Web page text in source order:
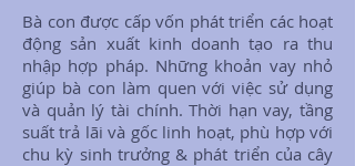
Bà con được cấp vốn phát triển các hoạt
động sản xuất kinh doanh tạo ra thu
nhập hợp pháp. Những khoản vay nhỏ
giúp bà con làm quen với việc sử dụng
và quản lý tài chính. Thời hạn vay, tầng
suất trả lãi và gốc linh hoạt, phù hợp với
chu kỳ sinh trưởng & phát triển của cây